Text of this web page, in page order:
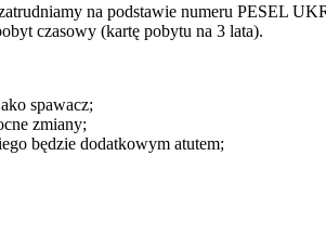
na podstawie numeru PESEL
czasowy (kartę pobytu na 3 lata).
spawacz;
zmiany;
będzie dodatkowym atutem;